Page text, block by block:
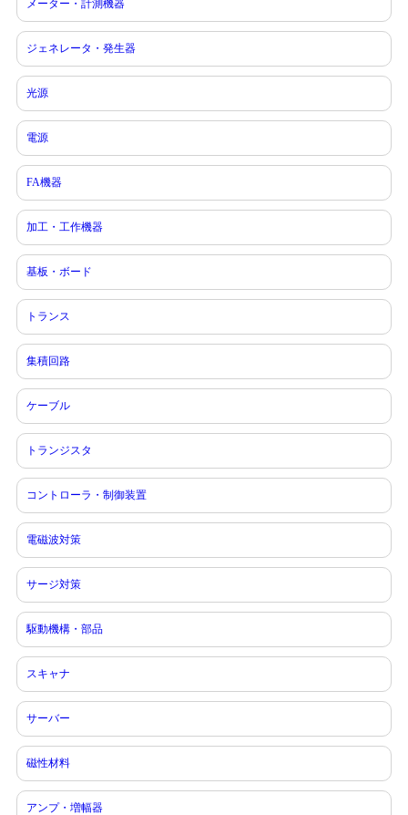
メーター・計測機器
ジェネレータ・発生器
光源
電源
FA機器
加工・工作機器
基板・ボード
トランス
集積回路
ケーブル
トランジスタ
コントローラ・制御装置
電磁波対策
サージ対策
駆動機構・部品
スキャナ
サーバー
磁性材料
アンプ・増幅器